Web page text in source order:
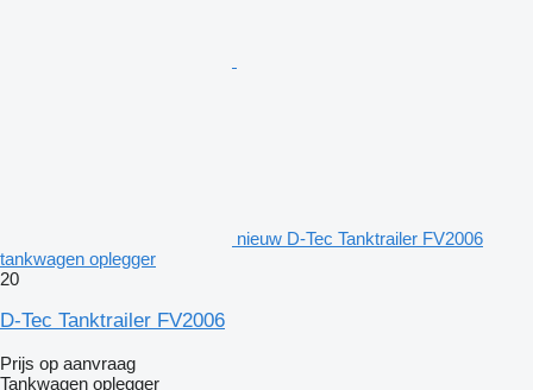
nieuw D-Tec Tanktrailer FV2006
tankwagen oplegger
20
D-Tec Tanktrailer FV2006
Prijs op aanvraag
Tankwagen oplegger